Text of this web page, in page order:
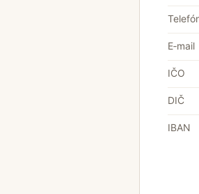
E‑mail
IČO
DIČ
IBAN